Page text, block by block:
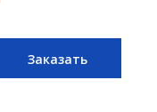
Заказать